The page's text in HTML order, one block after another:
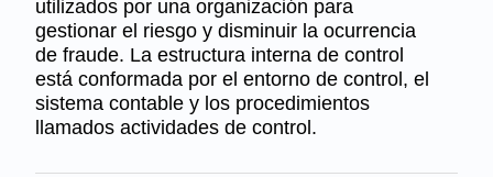
utilizados por una organización para
gestionar el riesgo y disminuir la ocurrencia
de fraude. La estructura interna de control
está conformada por el entorno de control, el
sistema contable y los procedimientos
llamados actividades de control.